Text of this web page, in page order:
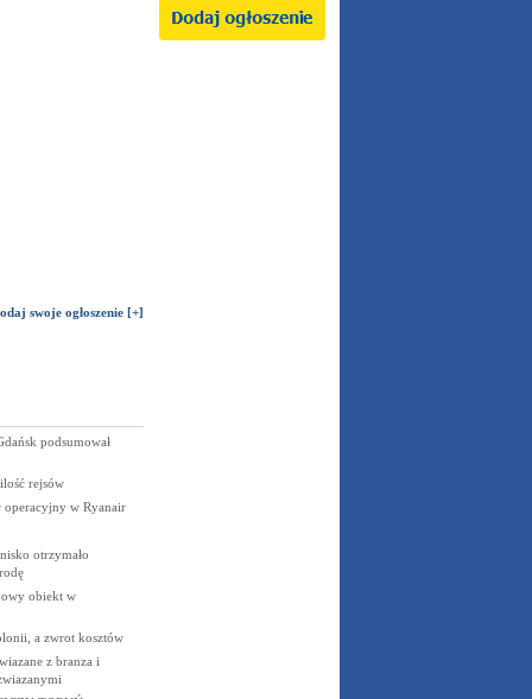
swoje ogłoszenie [+]
podsumował
rejsów
w Ryanair
otrzymało
obiekt w
a zwrot kosztów
z branza i